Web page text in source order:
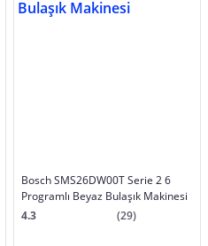
Bosch SMS26DW00T Serie 2 6
Programlı Beyaz Bulaşık Makinesi
4.3
(29)